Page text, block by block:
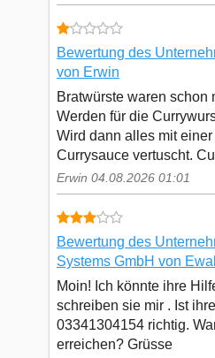
Bewertung des
von Erwin
Bratwürste waren schon
Werden für die
Wird dann alles mit
Currysauce vertuscht.
Erwin 04.08.2026 01:01
Bewertung des
Systems GmbH von
Moin! Ich könnte ihre
schreiben sie mir . Ist
03341304154 richtig.
erreichen? Grüsse